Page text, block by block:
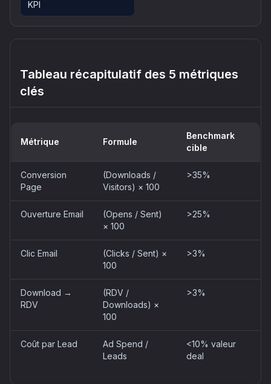
KPI
Tableau récapitulatif des 5 métriques
clés
Métrique Formule
Benchmark
cible
Conversion
Page
(Downloads /
Visitors) × 100
>35%
Ouverture Email
(Opens / Sent)
× 100
>25%
Clic Email
(Clicks / Sent) ×
100
>3%
Download →
RDV
(RDV /
Downloads) ×
100
>3%
Coût par Lead
Ad Spend /
Leads
<10% valeur
deal